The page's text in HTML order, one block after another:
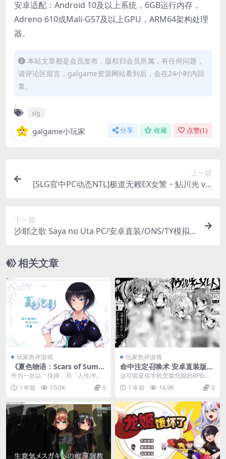
安卓适配：Android 10及以上系统，6GB运行内存，
Adreno 610或Mali-G57及以上GPU，ARM64架构处理
器。
本站文章都是会员发布，版权归会员所属，有任何问题，
请评论区留言，galgame资源网站看到后，会在24小时内回
复。
slg
galgame小玩家 分享 收藏 点赞(1)
上一篇
[SLG官中PC动态NTL]极道无赖EX女警・鮎川光 v1.
下一篇
沙耶之歌 Saya no Uta PC/安卓直装/ONS/TY模拟
相关文章
玩家热评游戏
《夏色物语：Scars of Summ
er》安卓直装版上线！官中RP
作为一款以「抉择」与「人性冲
突」为核心的剧情向RPG，《夏色
破碎之物》（Scar...
1 年前 10.0K 0
玩家热评游戏
命中注定召唤术 安卓直装版｜
2020.10.17最终版｜全职业解
这可能是你手机里最危险的RPG
——《命中注定召唤术》安卓直装
版携最终版本2020...
1 年前 16.9K 0